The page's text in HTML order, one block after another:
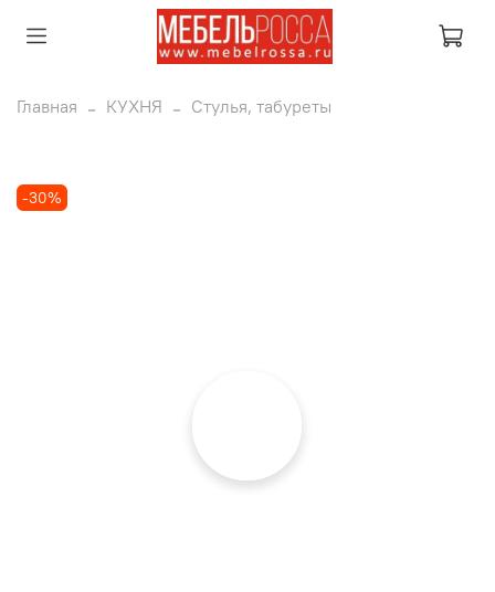
Главная КУХНЯ Стулья, табуреты
-30%